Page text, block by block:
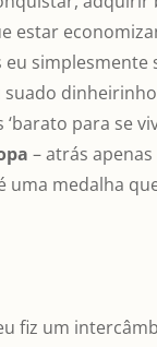
estar
eu simplesmente
para se
– atrás apenas
uma medalha
fiz um